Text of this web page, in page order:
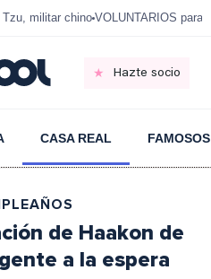
militar chino VOLUNTARIOS para
Hazte socio
CASA REAL FAMOSOS
de Haakon de
a la espera